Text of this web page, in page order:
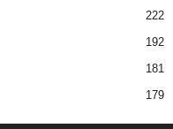
222
192
181
179